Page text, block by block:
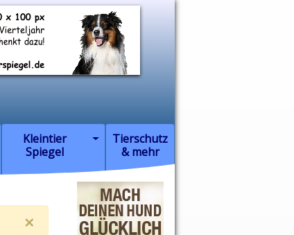
Kleintier
Spiegel
Tierschutz
& mehr
×